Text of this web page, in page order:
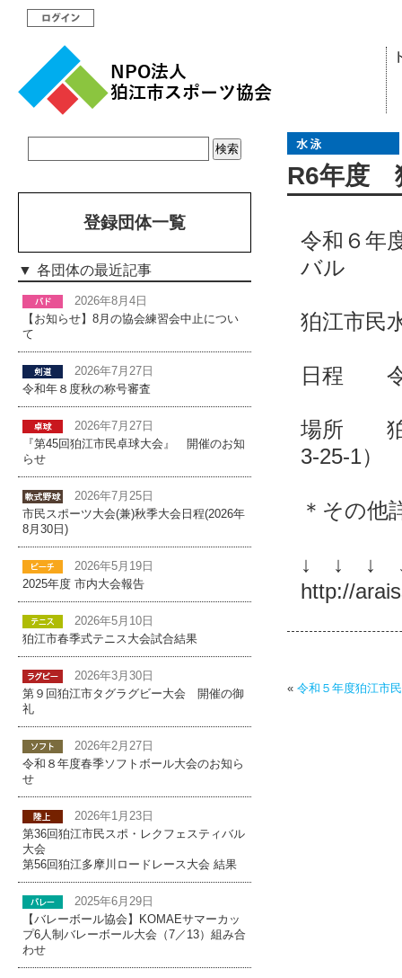
R6年度
令和６年
バル
狛江市民
日程 令
場所 狛
3-25-1）
＊その他
↓ ↓ ↓
http://
« 令和５年度狛江市
登録団体一覧
各団体の最近記事
2026年8月4日
【お知らせ】8月の協会練習会中止につい
て
2026年7月27日
令和年８度秋の称号審査
2026年7月27日
『第45回狛江市民卓球大会』 開催のお知
らせ
2026年7月25日
市民スポーツ大会(兼)秋季大会日程(2026年
8月30日)
2026年5月19日
2025年度 市内大会報告
2026年5月10日
狛江市春季式テニス大会試合結果
2026年3月30日
第９回狛江市タグラグビー大会 開催の御
礼
2026年2月27日
令和８年度春季ソフトボール大会のお知ら
せ
2026年1月23日
第36回狛江市民スポ・レクフェスティバル
大会
第56回狛江多摩川ロードレース大会 結果
2025年6月29日
【バレーボール協会】KOMAEサマーカッ
プ6人制バレーボール大会（7／13）組み合
わせ